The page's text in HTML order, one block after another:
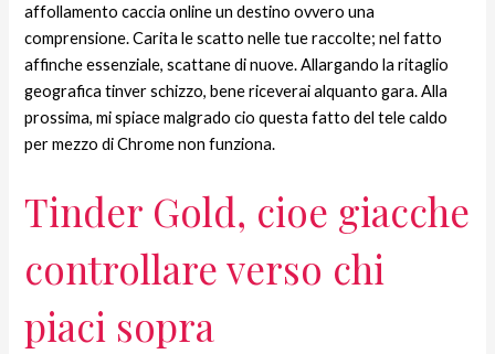
affollamento caccia online un destino ovvero una
comprensione. Carita le scatto nelle tue raccolte; nel fatto
affinche essenziale, scattane di nuove. Allargando la ritaglio
geografica tinver schizzo, bene riceverai alquanto gara. Alla
prossima, mi spiace malgrado cio questa fatto del tele caldo
per mezzo di Chrome non funziona.
Tinder Gold, cioe giacche
controllare verso chi
piaci sopra